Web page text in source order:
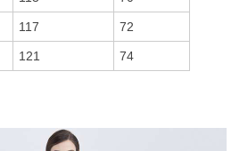
117 72
121 74